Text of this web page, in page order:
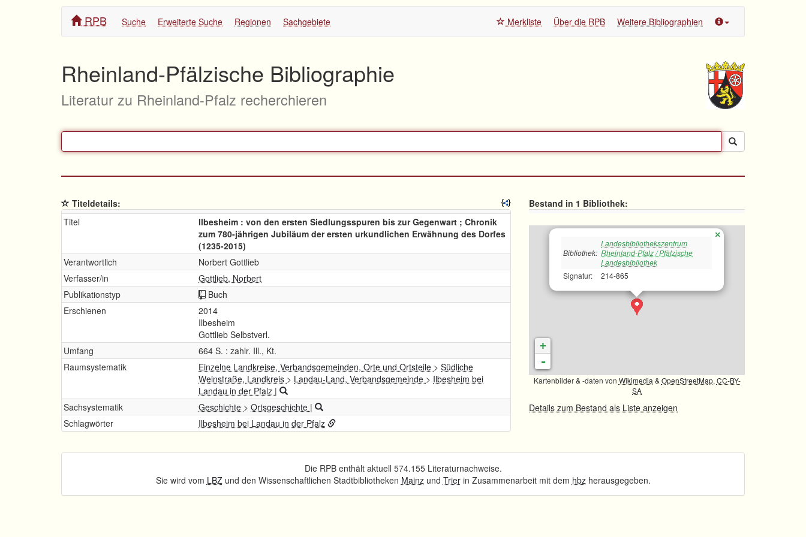
RPB Suche Erweiterte Suche Regionen Sachgebiete Merkliste Über die RPB Weitere Bibliographien
Rheinland-Pfälzische Bibliographie
Literatur zu Rheinland-Pfalz recherchieren
Titeldetails:
Titel
Ilbesheim : von den ersten Siedlungsspuren bis zur Gegenwart ; Chronik
zum 780-jährigen Jubiläum der ersten urkundlichen Erwähnung des Dorfes
(1235-2015)
Verantwortlich
Norbert Gottlieb
Verfasser/in
Gottlieb, Norbert
Publikationstyp
Buch
Erschienen
2014
Ilbesheim
Gottlieb Selbstverl.
Umfang
664 S. : zahlr. Ill., Kt.
Raumsystematik
Einzelne Landkreise, Verbandsgemeinden, Orte und Ortsteile > Südliche
Weinstraße, Landkreis > Landau-Land, Verbandsgemeinde > Ilbesheim bei
Landau in der Pfalz |
Sachsystematik
Geschichte > Ortsgeschichte |
Schlagwörter
Ilbesheim bei Landau in der Pfalz
Bestand in 1 Bibliothek:
×
Bibliothek:
Landesbibliothekszentrum
Rheinland-Pfalz / Pfälzische
Landesbibliothek
Signatur:
214-865
+
-
Kartenbilder & -daten von Wikimedia & OpenStreetMap, CC-BY-
SA
Details zum Bestand als Liste anzeigen
Die RPB enthält aktuell 574.155 Literaturnachweise.
Sie wird vom LBZund den Wissenschaftlichen Stadtbibliotheken Mainzund Trierin Zusammenarbeit mit dem hbzherausgegeben.